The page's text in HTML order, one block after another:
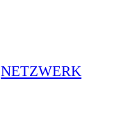
NETZWERK